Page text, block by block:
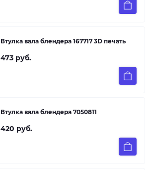
Втулка вала блендера 167717 3D печать
473 руб.
Втулка вала блендера 7050811
420 руб.